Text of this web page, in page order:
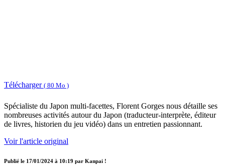
Télécharger ( 80 Mo )
Spécialiste du Japon multi-facettes, Florent Gorges nous détaille ses
nombreuses activités autour du Japon (traducteur-interprète, éditeur
de livres, historien du jeu vidéo) dans un entretien passionnant.
Voir l'article original
Publié le 17/01/2024 à 10:19 par Kanpai !